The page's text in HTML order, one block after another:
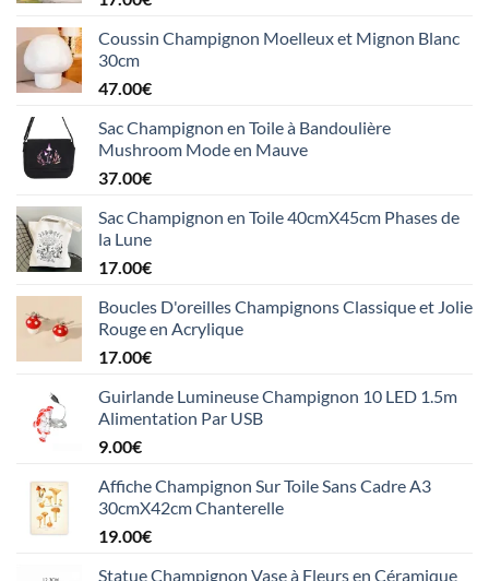
Coussin Champignon Moelleux et Mignon Blanc
30cm
47.00€
Sac Champignon en Toile à Bandoulière
Mushroom Mode en Mauve
37.00€
Sac Champignon en Toile 40cmX45cm Phases de
la Lune
17.00€
Boucles D'oreilles Champignons Classique et Jolie
Rouge en Acrylique
17.00€
Guirlande Lumineuse Champignon 10 LED 1.5m
Alimentation Par USB
9.00€
Affiche Champignon Sur Toile Sans Cadre A3
30cmX42cm Chanterelle
19.00€
Statue Champignon Vase à Fleurs en Céramique